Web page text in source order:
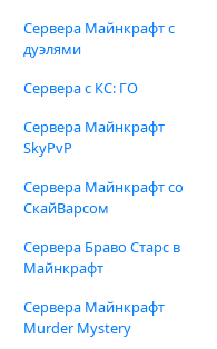
Сервера Майнкрафт с
дуэлями
Сервера с КС: ГО
Сервера Майнкрафт
SkyPvP
Сервера Майнкрафт со
СкайВарсом
Сервера Браво Старс в
Майнкрафт
Сервера Майнкрафт
Murder Mystery